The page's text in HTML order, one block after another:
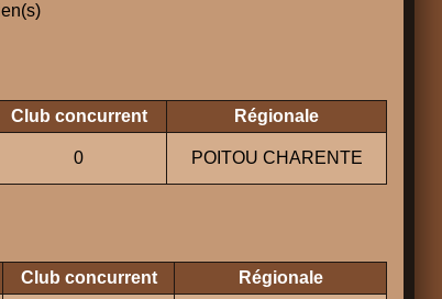
Club concurrent Régionale
0 POITOU CHARENTE
Club concurrent Régionale